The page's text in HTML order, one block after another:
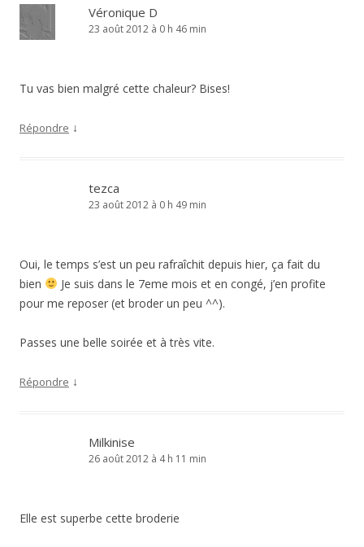
Véronique D
23 août 2012 à 0 h 46 min
Tu vas bien malgré cette chaleur? Bises!
Répondre ↓
tezca
23 août 2012 à 0 h 49 min
Oui, le temps s’est un peu rafraîchit depuis hier, ça fait du
bien
Je suis dans le 7eme mois et en congé, j’en profite
pour me reposer (et broder un peu ^^).
Passes une belle soirée et à très vite.
Répondre ↓
Milkinise
26 août 2012 à 4 h 11 min
Elle est superbe cette broderie